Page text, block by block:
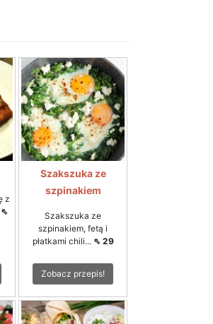
z
⇖
Szakszuka ze
szpinakiem
Szakszuka ze
szpinakiem, fetą i
płatkami chili... ⇖ 29
Zobacz przepis!